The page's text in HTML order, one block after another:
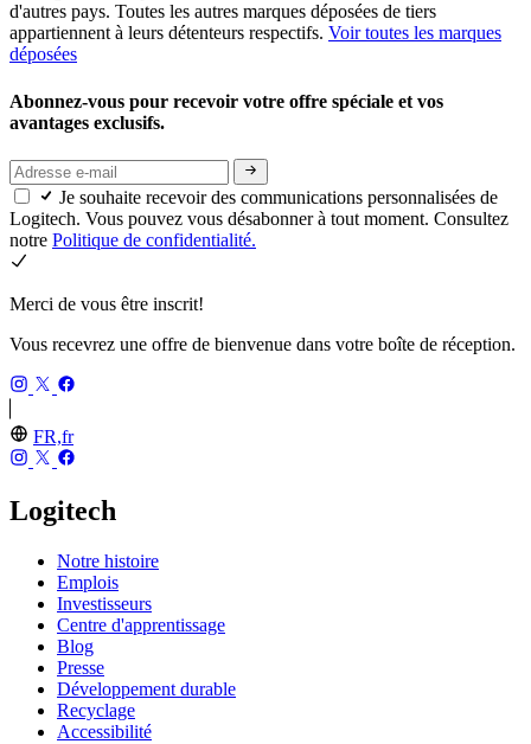
d'autres pays. Toutes les autres marques déposées de tiers
appartiennent à leurs détenteurs respectifs. Voir toutes les marques
déposées
Abonnez-vous pour recevoir votre offre spéciale et vos
avantages exclusifs.
Je souhaite recevoir des communications personnalisées de
Logitech. Vous pouvez vous désabonner à tout moment. Consultez
notre Politique de confidentialité.
Merci de vous être inscrit!
Vous recevrez une offre de bienvenue dans votre boîte de réception.
FR,fr
Logitech
Notre histoire
Emplois
Investisseurs
Centre d'apprentissage
Blog
Presse
Développement durable
Recyclage
Accessibilité